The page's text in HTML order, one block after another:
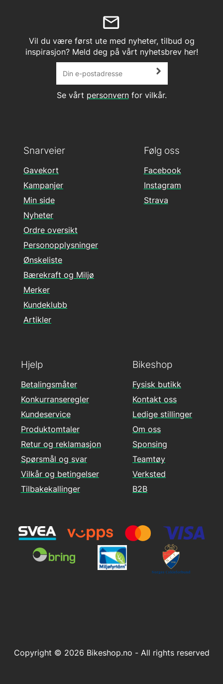
Vil du være først ute med nyheter, tilbud og
inspirasjon? Meld deg på vårt nyhetsbrev her!
Se vårt personvernfor vilkår.
Følg oss
Facebook
Instagram
Strava
Hjelp
Betalingsmåter
Konkurranseregler
Kundeservice
Produktomtaler
Retur og reklamasjon
Spørsmål og svar
Vilkår og betingelser
Tilbakekallinger
Snarveier
Gavekort
Kampanjer
Min side
Nyheter
Ordre oversikt
Personopplysninger
Ønskeliste
Bærekraft og Miljø
Merker
Kundeklubb
Artikler
Bikeshop
Fysisk butikk
Kontakt oss
Ledige stillinger
Om oss
Sponsing
Teamtøy
Verksted
B2B
Copyright © 2026 Bikeshop.no - All rights reserved